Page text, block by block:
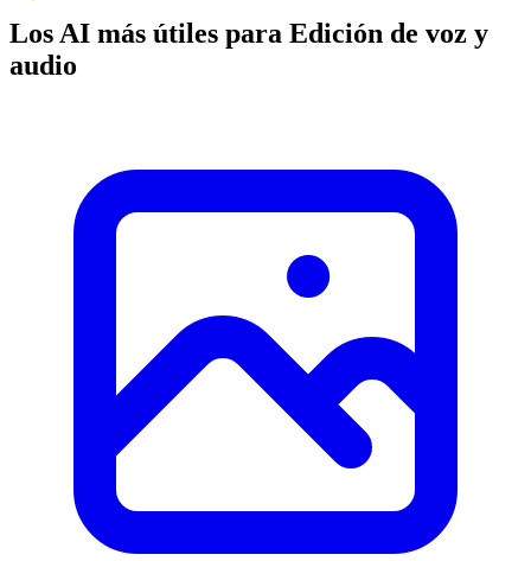
Los AI más útiles para Edición de voz y
audio